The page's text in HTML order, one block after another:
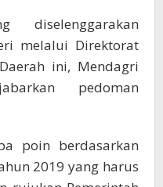
diselenggarakan
melalui Direktorat
ini, Mendagri
pedoman
poin berdasarkan
2019 yang harus